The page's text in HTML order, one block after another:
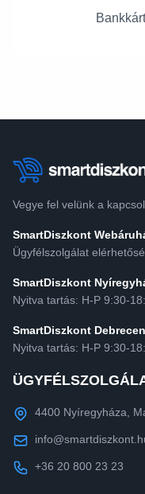
Vegye fel velünk a
SmartDiszkont
Ügyfélszolgálat
SmartDiszkont
Nyitva tartás: H-P 9:30-
SmartDiszkont Debrecen
Nyitva tartás: H-P 9:30-
4400 Nyíregyháza,
+36 20 800 23 23